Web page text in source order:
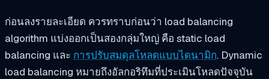
ก่อนลงรายละเอียด ควรทราบก่อนว่า load balancing
algorithm แบ่งออกเป็นสองกลุ่มใหญ่ คือ static load
balancing และ การปรับสมดุลโหลดแบบไดนามิก. Dynamic
load balancing หมายถึงอัลกอริทึมที่ประเมินโหลดปัจจุบัน